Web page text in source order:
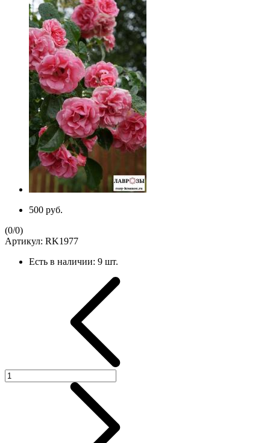
500 руб.
(0/0)
Артикул: RK1977
Есть в наличии: 9 шт.